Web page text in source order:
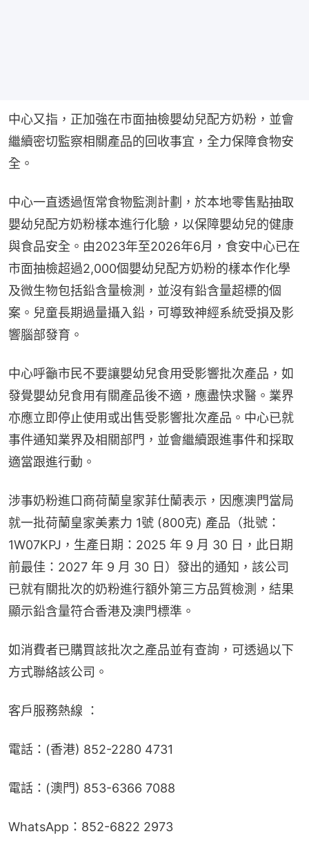
中心又指，正加強在市面抽檢嬰幼兒配方奶粉，並會
繼續密切監察相關產品的回收事宜，全力保障食物安
全。
中心一直透過恆常食物監測計劃，於本地零售點抽取
嬰幼兒配方奶粉樣本進行化驗，以保障嬰幼兒的健康
與食品安全。由2023年至2026年6月，食安中心已在
市面抽檢超過2,000個嬰幼兒配方奶粉的樣本作化學
及微生物包括鉛含量檢測，並沒有鉛含量超標的個
案。兒童長期過量攝入鉛，可導致神經系統受損及影
響腦部發育。
中心呼籲市民不要讓嬰幼兒食用受影響批次產品，如
發覺嬰幼兒食用有關產品後不適，應盡快求醫。業界
亦應立即停止使用或出售受影響批次產品。中心已就
事件通知業界及相關部門，並會繼續跟進事件和採取
適當跟進行動。
涉事奶粉進口商荷蘭皇家菲仕蘭表示，因應澳門當局
就一批荷蘭皇家美素力 1號 (800克) 產品（批號：
1W07KPJ，生產日期：2025 年 9 月 30 日，此日期
前最佳：2027 年 9 月 30 日）發出的通知，該公司
已就有關批次的奶粉進行額外第三方品質檢測，結果
顯示鉛含量符合香港及澳門標準。
如消費者已購買該批次之產品並有查詢，可透過以下
方式聯絡該公司。
客戶服務熱線 ：
電話：(香港) 852-2280 4731
電話：(澳門) 853-6366 7088
WhatsApp：852-6822 2973